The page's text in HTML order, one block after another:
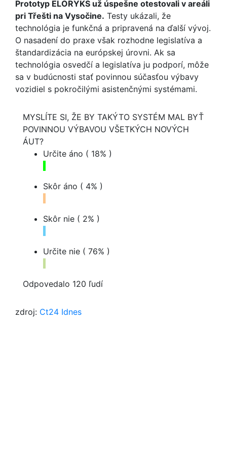
Prototyp ELORYKS už úspešne otestovali v areáli
pri Třešti na Vysočine. Testy ukázali, že
technológia je funkčná a pripravená na ďalší vývoj.
O nasadení do praxe však rozhodne legislatíva a
štandardizácia na európskej úrovni. Ak sa
technológia osvedčí a legislatíva ju podporí, môže
sa v budúcnosti stať povinnou súčasťou výbavy
vozidiel s pokročilými asistenčnými systémami.
MYSLÍTE SI, ŽE BY TAKÝTO SYSTÉM MAL BYŤ
POVINNOU VÝBAVOU VŠETKÝCH NOVÝCH
ÁUT?
Určite áno ( 18% )
Skôr áno ( 4% )
Skôr nie ( 2% )
Určite nie ( 76% )
Odpovedalo 120 ľudí
zdroj: Ct24 Idnes